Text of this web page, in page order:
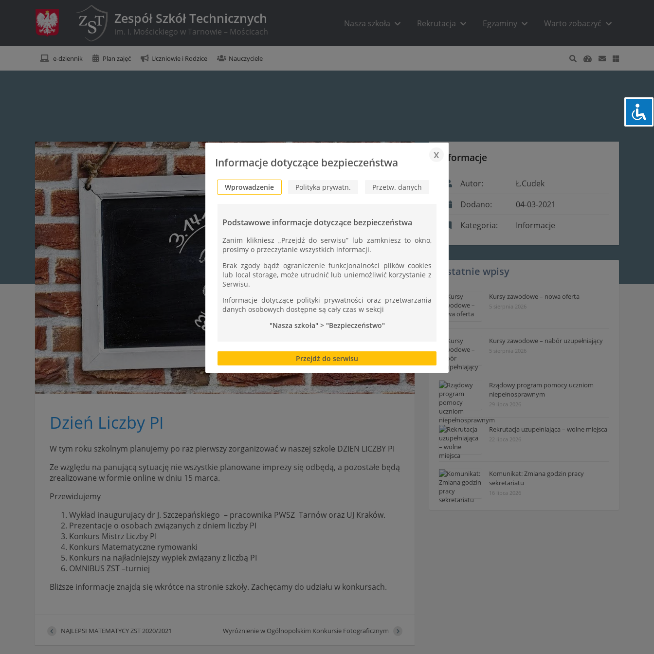
Zespół Szkół Technicznych
im. I. Mościckiego w Tarnowie – Mościcach
Nasza szkoła Rekrutacja Egzaminy Warto zobaczyć
e-dziennik Plan zajęć Uczniowie i Rodzice Nauczyciele
Dzień Liczby PI
W tym roku szkolnym planujemy po raz pierwszy zorganizować w naszej szkole DZIEN LICZBY PI
Ze względu na panującą sytuację nie wszystkie planowane imprezy się odbędą, a pozostałe będą
zrealizowane w formie online w dniu 15 marca.
Przewidujemy
Wykład inaugurujący dr J. Szczepańskiego – pracownika PWSZ Tarnów oraz UJ Kraków.
Prezentacje o osobach związanych z dniem liczby PI
Konkurs Mistrz Liczby PI
Konkurs Matematyczne rymowanki
Konkurs na najładniejszy wypiek związany z liczbą PI
OMNIBUS ZST –turniej
Bliższe informacje znajdą się wkrótce na stronie szkoły. Zachęcamy do udziału w konkursach.
NAJLEPSI MATEMATYCY ZST 2020/2021 Wyróżnienie w Ogólnopolskim Konkursie Fotograficznym
Informacje
Autor:
Ł.Cudek
Dodano:
04-03-2021
Kategoria:
Informacje
Ostatnie wpisy
Kursy zawodowe – nowa oferta
5 sierpnia 2026
Kursy zawodowe – nabór uzupełniający
5 sierpnia 2026
Rządowy program pomocy uczniom
niepełnosprawnym
29 lipca 2026
Rekrutacja uzupełniająca – wolne miejsca
22 lipca 2026
Komunikat: Zmiana godzin pracy
sekretariatu
16 lipca 2026
Informacje dotyczące bezpieczeństwa
x
Wprowadzenie Polityka prywatn. Przetw. danych
Podstawowe informacje dotyczące bezpieczeństwa
Zanim klikniesz „Przejdź do serwisu” lub zamkniesz to okno,
prosimy o przeczytanie wszystkich informacji.
Brak zgody bądź ograniczenie funkcjonalności plików cookies
lub local storage, może utrudnić lub uniemożliwić korzystanie z
Serwisu.
Informacje dotyczące polityki prywatności oraz przetwarzania
danych osobowych dostępne są cały czas w sekcji
"Nasza szkoła" > "Bezpieczeństwo"
Przejdź do serwisu